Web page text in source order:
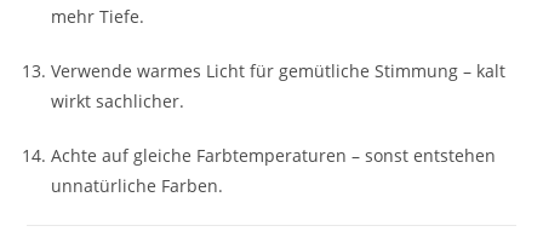
mehr Tiefe.
Verwende warmes Licht für gemütliche Stimmung – kalt
wirkt sachlicher.
Achte auf gleiche Farbtemperaturen – sonst entstehen
unnatürliche Farben.